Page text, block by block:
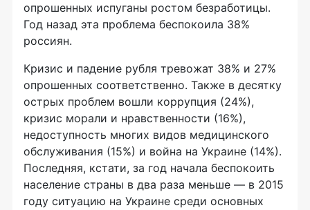
опрошенных испуганы ростом безработицы.
Год назад эта проблема беспокоила 38%
россиян.
Кризис и падение рубля тревожат 38% и 27%
опрошенных соответственно. Также в десятку
острых проблем вошли коррупция (24%),
кризис морали и нравственности (16%),
недоступность многих видов медицинского
обслуживания (15%) и война на Украине (14%).
Последняя, кстати, за год начала беспокоить
население страны в два раза меньше — в 2015
году ситуацию на Украине среди основных